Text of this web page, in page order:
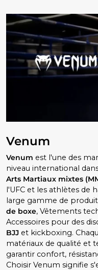
Venum
Venum est l'une des
niveau international
Arts Martiaux mixtes
l'UFC et les athlètes de
large gamme de
de boxe, Vêtements
Accessoires pour des
BJJ et kickboxing.
matériaux de qualité et
garantir confort,
Choisir Venum signifie